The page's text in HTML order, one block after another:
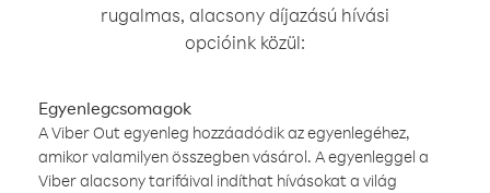
rugalmas, alacsony díjazású hívási
opcióink közül:
Egyenlegcsomagok
A Viber Out egyenleg hozzáadódik az egyenlegéhez,
amikor valamilyen összegben vásárol. A egyenleggel a
Viber alacsony tarifáival indíthat hívásokat a világ